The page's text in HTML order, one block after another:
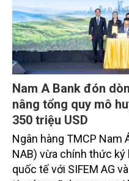
Nam A Bank đón
nâng tổng quy mô
350 triệu USD
Ngân hàng TMCP Nam
NAB) vừa chính thức
quốc tế với SIFEM AG